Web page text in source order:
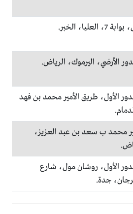
العليا، الخبر.
4، الدور الأول، طريق الأمير محمد بن فهد
محمد ب سعد بن عبد العزيز،
2، الدور الأول، روشان مول، شارع
جدة.